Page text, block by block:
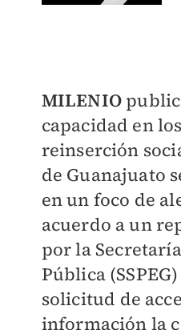
MILENIO
capacidad en
reinserción
de Guanajuato
en un foco de
acuerdo a un
por la
Pública
solicitud de
información la